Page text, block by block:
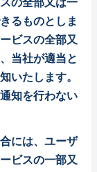
の全部又は一
るものとしま
ビスの全部又
当社が適当と
いたします。
知を行わない
には、ユーザ
ビスの一部又